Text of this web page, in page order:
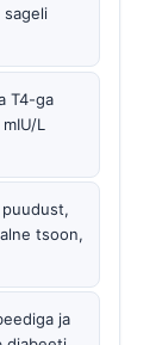
sageli
T4-ga
L
tsoon,
ja